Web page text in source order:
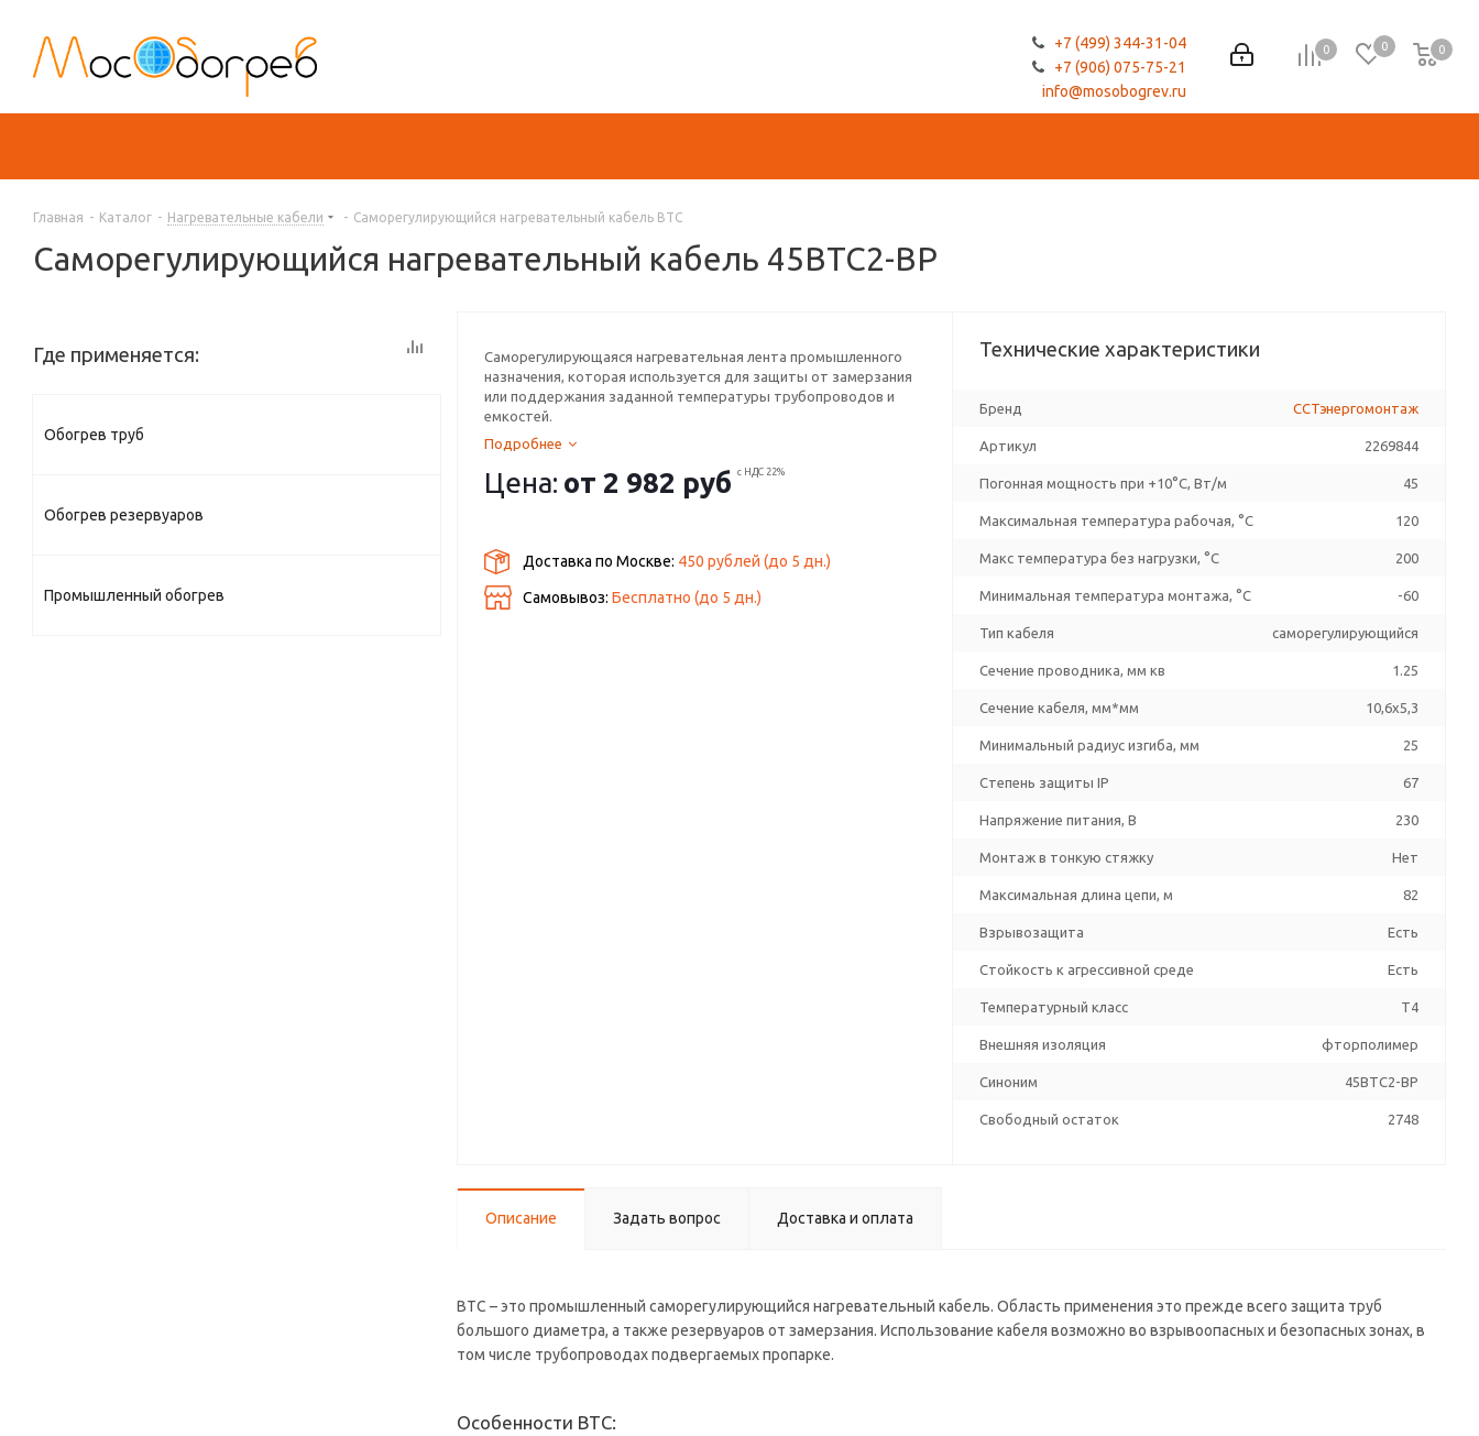
0 0 0
0
+7 (499) 344-31-04
+7 (906) 075-75-21
info@mosobogrev.ru
Главная - Каталог - Нагревательные кабели - Саморегулирующийся нагревательный кабель ВТС
Саморегулирующийся нагревательный кабель 45ВТС2-ВР
Саморегулирующаяся нагревательная лента промышленного
назначения, которая используется для защиты от замерзания
или поддержания заданной температуры трубопроводов и
емкостей.
Подробнее
Цена: от2 982 руб с НДС 22%
Доставка по Москве: 450 рублей (до 5 дн.)
Самовывоз:Бесплатно (до 5 дн.)
Технические характеристики
Бренд ССТэнергомонтаж
Артикул 2269844
Погонная мощность при +10°С, Вт/м 45
Максимальная температура рабочая, °C 120
Макс температура без нагрузки, °C 200
Минимальная температура монтажа, °C -60
Тип кабеля саморегулирующийся
Сечение проводника, мм кв 1.25
Сечение кабеля, мм*мм 10,6x5,3
Минимальный радиус изгиба, мм 25
Степень защиты IP 67
Напряжение питания, В 230
Монтаж в тонкую стяжку Нет
Максимальная длина цепи, м 82
Взрывозащита Есть
Стойкость к агрессивной среде Есть
Температурный класс T4
Внешняя изоляция фторполимер
Синоним 45BTC2-BP
Свободный остаток 2748
Описание Задать вопрос Доставка и оплата
BTC – это промышленный саморегулирующийся нагревательный кабель. Область применения это прежде всего защита труб
большого диаметра, а также резервуаров от замерзания. Использование кабеля возможно во взрывоопасных и безопасных зонах, в
том числе трубопроводах подвергаемых пропарке.
Особенности BTC:
Где применяется:
Обогрев труб
Обогрев резервуаров
Промышленный обогрев